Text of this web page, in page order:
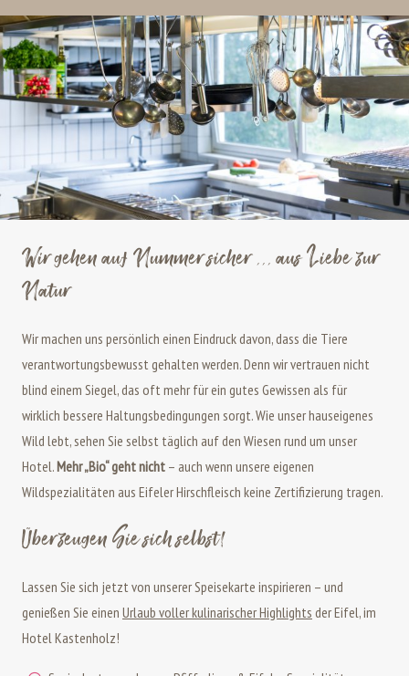
Wir gehen auf Nummer sicher ... aus Liebe zur
Natur
Wir machen uns persönlich einen Eindruck davon, dass die Tiere
verantwortungsbewusst gehalten werden. Denn wir vertrauen nicht
blind einem Siegel, das oft mehr für ein gutes Gewissen als für
wirklich bessere Haltungsbedingungen sorgt. Wie unser hauseigenes
Wild lebt, sehen Sie selbst täglich auf den Wiesen rund um unser
Hotel.Mehr „Bio“ geht nicht – auch wenn unsere eigenen
Wildspezialitäten aus Eifeler Hirschfleisch keine Zertifizierung tragen.
Überzeugen Sie sich selbst!
Lassen Sie sich jetzt von unserer Speisekarte inspirieren – und
genießen Sie einen Urlaub voller kulinarischer Highlights der Eifel, im
Hotel Kastenholz!